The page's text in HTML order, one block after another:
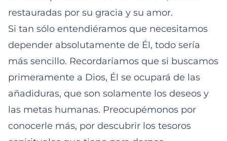
restauradas por su gracia y su amor.
Si tan sólo entendiéramos que necesitamos
depender absolutamente de Él, todo sería
más sencillo. Recordaríamos que si buscamos
primeramente a Dios, Él se ocupará de las
añadiduras, que son solamente los deseos y
las metas humanas. Preocupémonos por
conocerle más, por descubrir los tesoros